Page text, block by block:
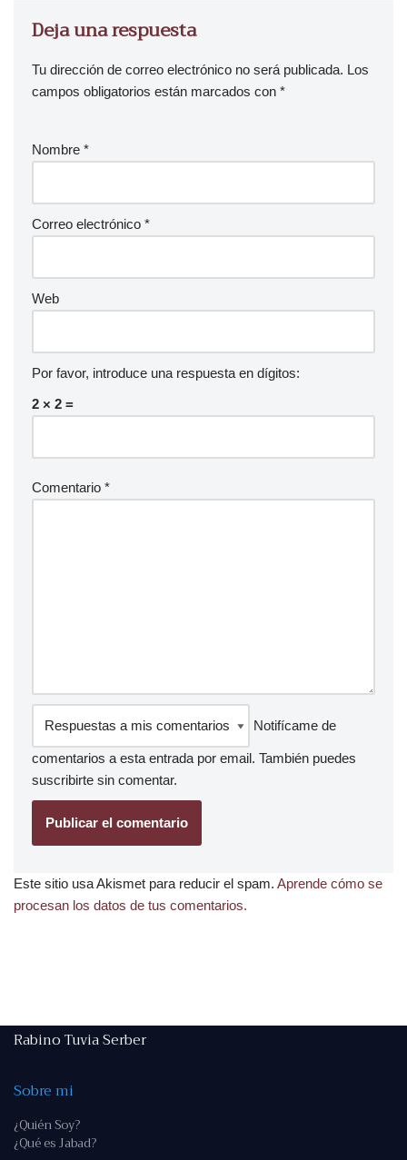
Deja una respuesta
Tu dirección de correo electrónico no será publicada. Los
campos obligatorios están marcados con *
Nombre *
Correo electrónico *
Web
Por favor, introduce una respuesta en dígitos:
2 × 2 =
Comentario *
Notifícame de
comentarios a esta entrada por email. También puedes
suscribirte sin comentar.
Este sitio usa Akismet para reducir el spam. Aprende cómo se
procesan los datos de tus comentarios.
Rabino Tuvia Serber
Sobre mi
¿Quién Soy?
¿Qué es Jabad?